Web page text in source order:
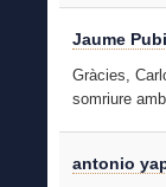
Jaume
Gràcies,
somriure
antonio